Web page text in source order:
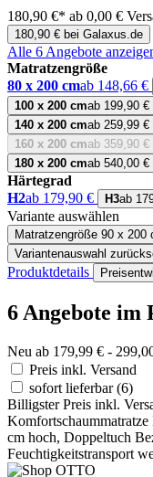
180,90 €* ab 0,00 €
180,90 € bei Galaxus.de
Alle 6 Angebote
Matratzengröße
80 x 200 cmab 148,66 €
100 x 200 cmab 199,90 €
140 x 200 cmab 259,99 €
160 x 200 cmab 359,90 €
180 x 200 cmab 540,00 €
Härtegrad
H2ab 179,90 € H3ab
Variante auswählen
Matratzengröße 90 x 200
Variantenauswahl
Produktdetails
6 Angebote im
Neu ab 179,99 € -
Preis inkl. Versand
sofort lieferbar(6)
Billigster Preis inkl.
cm hoch, Doppeltuch
Feuchtigkeitstransport